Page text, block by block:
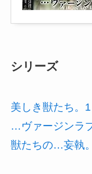
シリーズ
美しき獣たち。1
…ヴァージンラ
獣たちの…妄執